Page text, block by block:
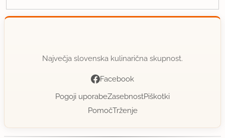
Največja slovenska kulinarična skupnost.
Facebook
Pogoji uporabeZasebnostPiškotki
PomočTrženje